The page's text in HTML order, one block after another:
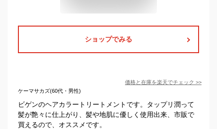
ショップでみる
価格と在庫を楽天でチェック >>
ケーマサカズ(60代・男性)
ビゲンのヘアカラートリートメントです。タップリ潤って
髪が艶々に仕上がり、髪や地肌に優しく使用出来、市販で
買えるので、オススメです。